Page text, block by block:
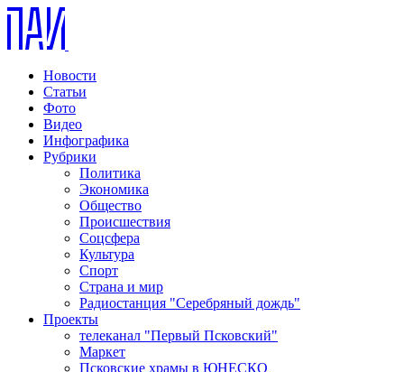
Новости
Статьи
Фото
Видео
Инфографика
Рубрики
Политика
Экономика
Общество
Происшествия
Соцсфера
Культура
Спорт
Страна и мир
Радиостанция "Серебряный дождь"
Проекты
телеканал "Первый Псковский"
Маркет
Псковские храмы в ЮНЕСКО